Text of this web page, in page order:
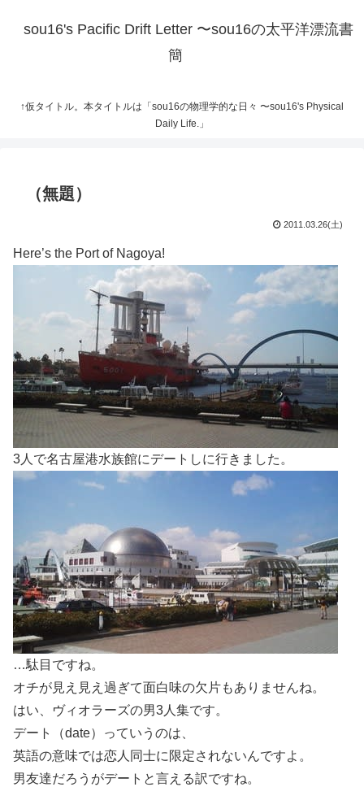
sou16's Pacific Drift Letter 〜sou16の太平洋漂流書
簡
↑仮タイトル。本タイトルは「sou16の物理学的な日々 〜sou16's Physical
Daily Life.」
（無題）
2011.03.26(土)
Here’s the Port of Nagoya!
3人で名古屋港水族館にデートしに行きました。
…駄目ですね。
オチが見え見え過ぎて面白味の欠片もありませんね。
はい、ヴィオラーズの男3人集です。
デート（date）っていうのは、
英語の意味では恋人同士に限定されないんですよ。
男友達だろうがデートと言える訳ですね。